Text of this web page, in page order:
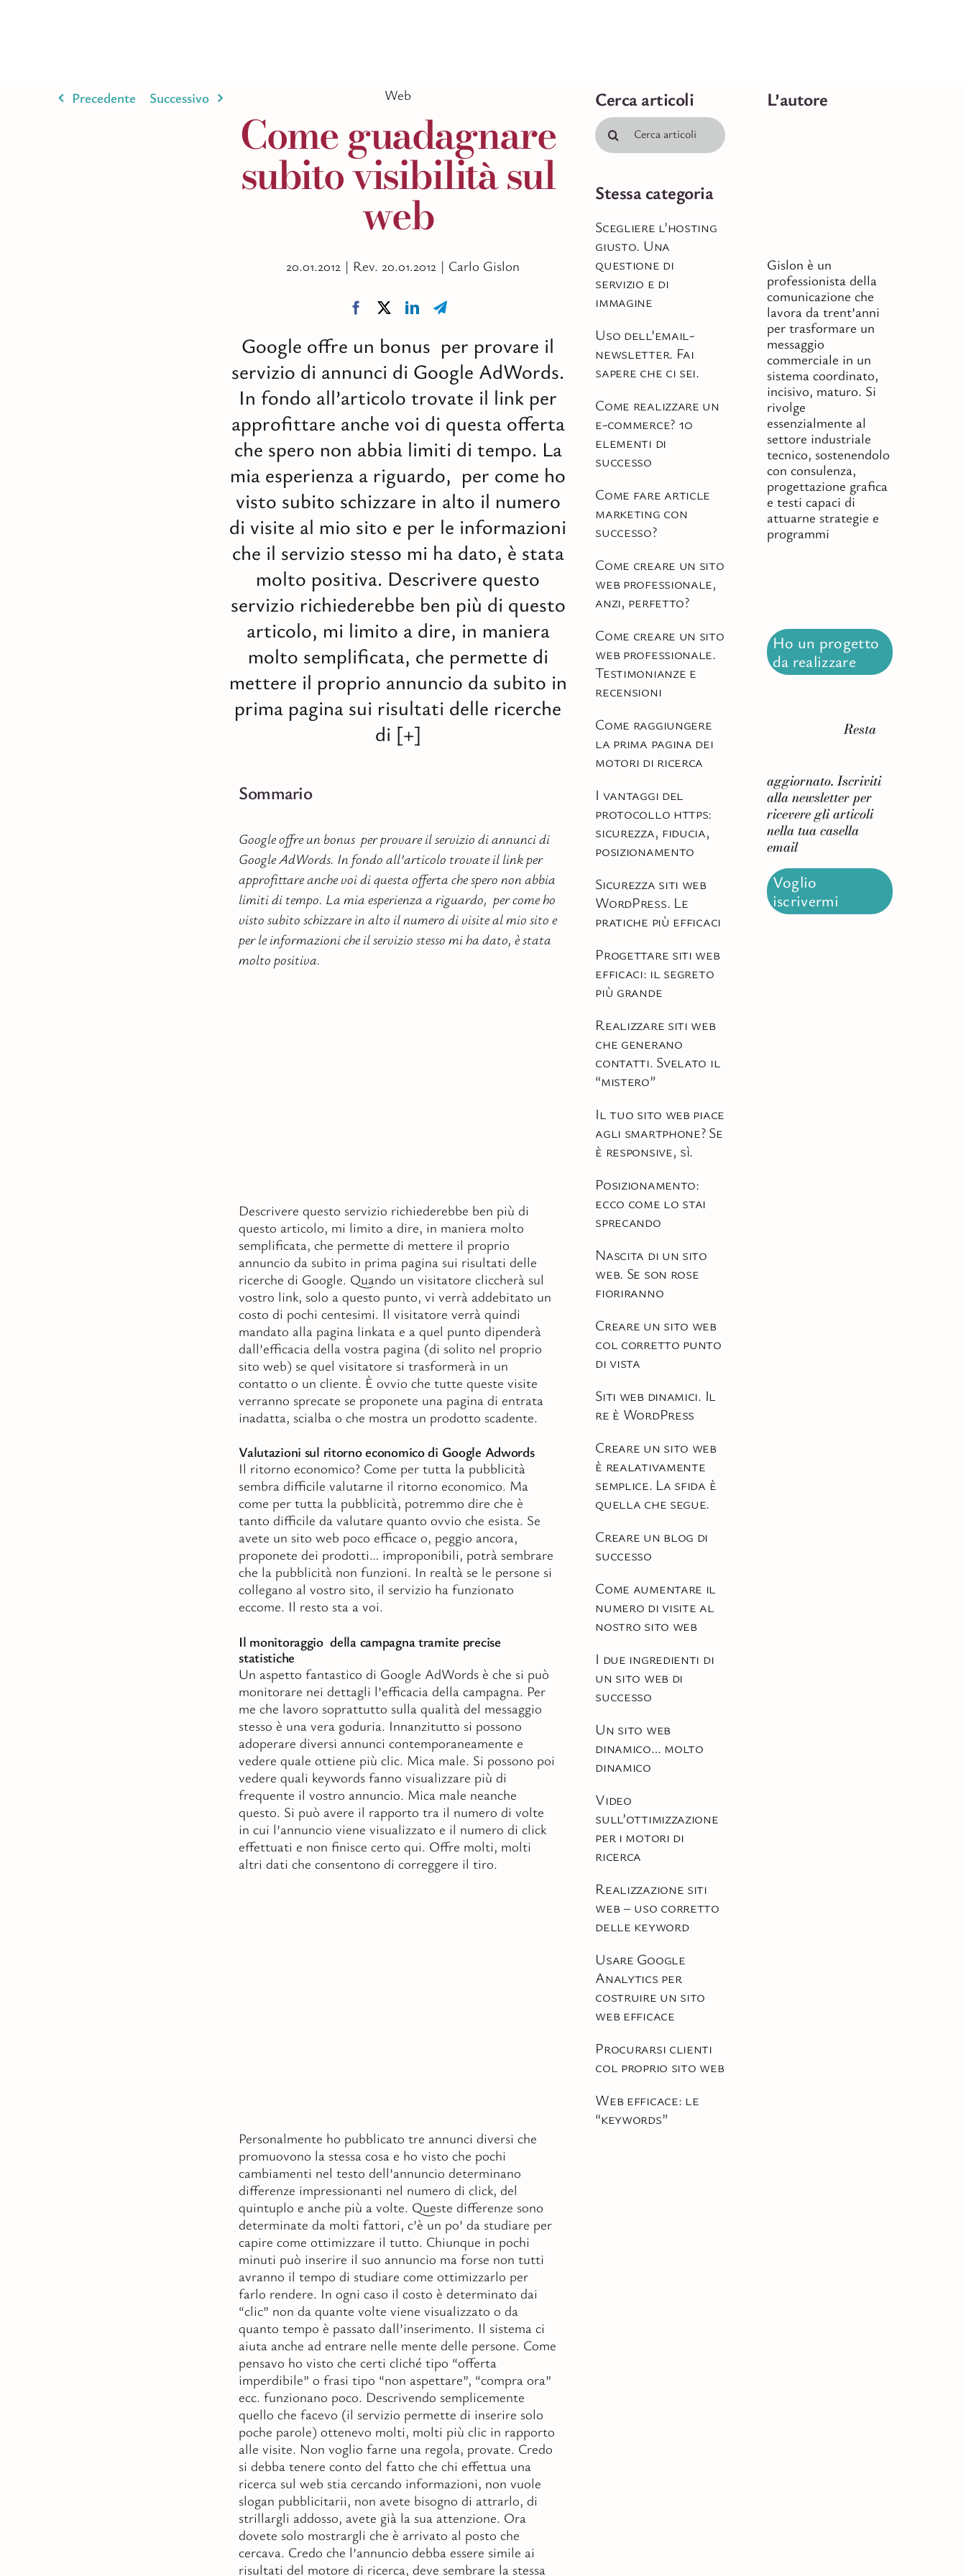
Precedente Successivo Web
Come guadagnare
subito visibilità sul
web
20.01.2012 | Rev. 20.01.2012 | Carlo Gislon
Google offre un bonus per provare il
servizio di annunci di Google AdWords.
In fondo all’articolo trovate il link per
approfittare anche voi di questa offerta
che spero non abbia limiti di tempo. La
mia esperienza a riguardo, per come ho
visto subito schizzare in alto il numero
di visite al mio sito e per le informazioni
che il servizio stesso mi ha dato, è stata
molto positiva. Descrivere questo
servizio richiederebbe ben più di questo
articolo, mi limito a dire, in maniera
molto semplificata, che permette di
mettere il proprio annuncio da subito in
prima pagina sui risultati delle ricerche
di [+]
Sommario
Google offre un bonus per provare il servizio di annunci di
Google AdWords. In fondo all’articolo trovate il link per
approfittare anche voi di questa offerta che spero non abbia
limiti di tempo. La mia esperienza a riguardo, per come ho
visto subito schizzare in alto il numero di visite al mio sito e
per le informazioni che il servizio stesso mi ha dato, è stata
molto positiva.
Descrivere questo servizio richiederebbe ben più di
questo articolo, mi limito a dire, in maniera molto
semplificata, che permette di mettere il proprio
annuncio da subito in prima pagina sui risultati delle
ricerche di Google. Quando un visitatore cliccherà sul
vostro link, solo a questo punto, vi verrà addebitato un
costo di pochi centesimi. Il visitatore verrà quindi
mandato alla pagina linkata e a quel punto dipenderà
dall’efficacia della vostra pagina (di solito nel proprio
sito web) se quel visitatore si trasformerà in un
contatto o un cliente. È ovvio che tutte queste visite
verranno sprecate se proponete una pagina di entrata
inadatta, scialba o che mostra un prodotto scadente.
Valutazioni sul ritorno economico di Google Adwords
Il ritorno economico? Come per tutta la pubblicità
sembra difficile valutarne il ritorno economico. Ma
come per tutta la pubblicità, potremmo dire che è
tanto difficile da valutare quanto ovvio che esista. Se
avete un sito web poco efficace o, peggio ancora,
proponete dei prodotti… improponibili, potrà sembrare
che la pubblicità non funzioni. In realtà se le persone si
collegano al vostro sito, il servizio ha funzionato
eccome. Il resto sta a voi.
Il monitoraggio della campagna tramite precise
statistiche
Un aspetto fantastico di Google AdWords è che si può
monitorare nei dettagli l’efficacia della campagna. Per
me che lavoro soprattutto sulla qualità del messaggio
stesso è una vera goduria. Innanzitutto si possono
adoperare diversi annunci contemporaneamente e
vedere quale ottiene più clic. Mica male. Si possono poi
vedere quali keywords fanno visualizzare più di
frequente il vostro annuncio. Mica male neanche
questo. Si può avere il rapporto tra il numero di volte
in cui l’annuncio viene visualizzato e il numero di click
effettuati e non finisce certo qui. Offre molti, molti
altri dati che consentono di correggere il tiro.
Personalmente ho pubblicato tre annunci diversi che
promuovono la stessa cosa e ho visto che pochi
cambiamenti nel testo dell’annuncio determinano
differenze impressionanti nel numero di click, del
quintuplo e anche più a volte. Queste differenze sono
determinate da molti fattori, c’è un po’ da studiare per
capire come ottimizzare il tutto. Chiunque in pochi
minuti può inserire il suo annuncio ma forse non tutti
avranno il tempo di studiare come ottimizzarlo per
farlo rendere. In ogni caso il costo è determinato dai
“clic” non da quante volte viene visualizzato o da
quanto tempo è passato dall’inserimento. Il sistema ci
aiuta anche ad entrare nelle mente delle persone. Come
pensavo ho visto che certi cliché tipo “offerta
imperdibile” o frasi tipo “non aspettare”, “compra ora”
ecc. funzionano poco. Descrivendo semplicemente
quello che facevo (il servizio permette di inserire solo
poche parole) ottenevo molti, molti più clic in rapporto
alle visite. Non voglio farne una regola, provate. Credo
si debba tenere conto del fatto che chi effettua una
ricerca sul web stia cercando informazioni, non vuole
slogan pubblicitarii, non avete bisogno di attrarlo, di
strillargli addosso, avete già la sua attenzione. Ora
dovete solo mostrargli che è arrivato al posto che
cercava. Credo che l’annuncio debba essere simile ai
risultati del motore di ricerca, deve sembrare la stessa
Cerca articoli
Cerca
per:
Stessa categoria
Scegliere l’hosting
giusto. Una
questione di
servizio e di
immagine
Uso dell’email-
newsletter. Fai
sapere che ci sei.
Come realizzare un
e-commerce? 10
elementi di
successo
Come fare article
marketing con
successo?
Come creare un sito
web professionale,
anzi, perfetto?
Come creare un sito
web professionale.
Testimonianze e
recensioni
Come raggiungere
la prima pagina dei
motori di ricerca
I vantaggi del
protocollo https:
sicurezza, fiducia,
posizionamento
Sicurezza siti web
WordPress. Le
pratiche più efficaci
Progettare siti web
efficaci: il segreto
più grande
Realizzare siti web
che generano
contatti. Svelato il
“mistero”
Il tuo sito web piace
agli smartphone? Se
è responsive, sì.
Posizionamento:
ecco come lo stai
sprecando
Nascita di un sito
web. Se son rose
fioriranno
Creare un sito web
col corretto punto
di vista
Siti web dinamici. Il
re è WordPress
Creare un sito web
è realativamente
semplice. La sfida è
quella che segue.
Creare un blog di
successo
Come aumentare il
numero di visite al
nostro sito web
I due ingredienti di
un sito web di
successo
Un sito web
dinamico… molto
dinamico
Video
sull’ottimizzazione
per i motori di
ricerca
Realizzazione siti
web – uso corretto
delle keyword
Usare Google
Analytics per
costruire un sito
web efficace
Procurarsi clienti
col proprio sito web
Web efficace: le
“keywords”
L’autore
Gislon è un
professionista della
comunicazione che
lavora da trent’anni
per trasformare un
messaggio
commerciale in un
sistema coordinato,
incisivo, maturo. Si
rivolge
essenzialmente al
settore industriale
tecnico, sostenendolo
con consulenza,
progettazione grafica
e testi capaci di
attuarne strategie e
programmi
Ho un progetto
da realizzare
Resta
aggiornato. Iscriviti
alla newsletter per
ricevere gli articoli
nella tua casella
email
Voglio
iscrivermi